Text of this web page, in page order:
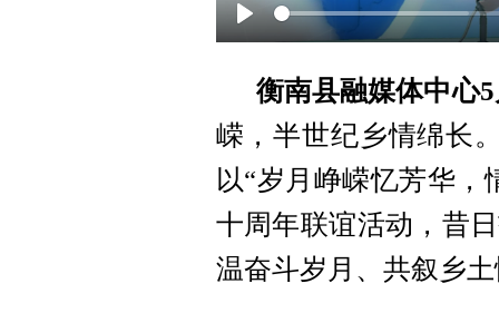
Play
衡南县融媒体中心
嵘，半世纪乡情绵长
以“岁月峥嵘忆芳华
十周年联谊活动，昔
温奋斗岁月、共叙乡